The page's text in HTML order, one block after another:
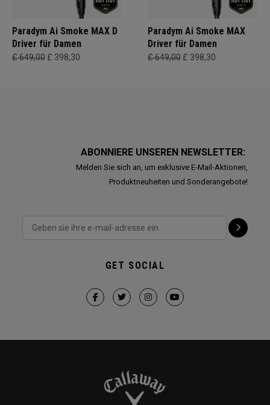
Paradym Ai Smoke MAX D
Driver für Damen
£ 649,00 £ 398,30
Paradym Ai Smoke MAX
Driver für Damen
£ 649,00 £ 398,30
ABONNIERE UNSEREN NEWSLETTER:
Melden Sie sich an, um exklusive E-Mail-Aktionen,
Produktneuheiten und Sonderangebote!
GET SOCIAL